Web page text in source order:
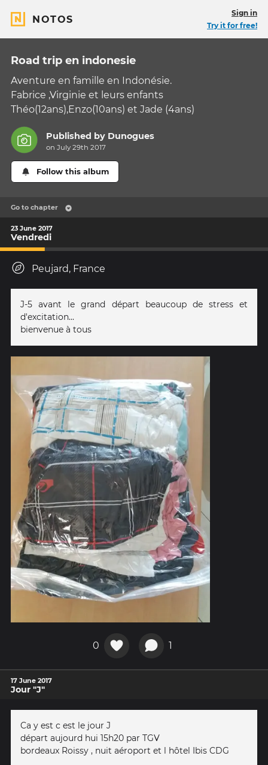
NOTOS
Sign in
Try it for free!
Road trip en indonesie
Aventure en famille en Indonésie.
Fabrice ,Virginie et leurs enfants
Théo(12ans),Enzo(10ans) et Jade (4ans)
Published by Dunogues
on July 29th 2017
Follow this album
Go to chapter
23 June 2017
Vendredi
Peujard, France
J-5 avant le grand départ beaucoup de stress et
d'excitation...
bienvenue à tous
0 1
17 June 2017
Jour "J"
Ca y est c est le jour J
départ aujourd hui 15h20 par TGV
bordeaux Roissy , nuit aéroport et l hôtel Ibis CDG